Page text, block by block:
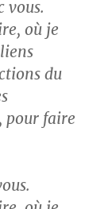
vous.
où je
du
pour faire